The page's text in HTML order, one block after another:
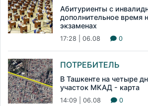
Абитуриенты с
дополнительное время
экзаменах
17:28 | 06.08 0
ПОТРЕБИТЕЛЬ
В Ташкенте на четыре
участок МКАД - карта
14:09 | 06.08 0